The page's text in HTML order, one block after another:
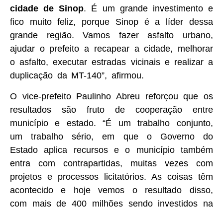
cidade de Sinop. É um grande investimento e
fico muito feliz, porque Sinop é a líder dessa
grande região. Vamos fazer asfalto urbano,
ajudar o prefeito a recapear a cidade, melhorar
o asfalto, executar estradas vicinais e realizar a
duplicação da MT-140”, afirmou.
O vice-prefeito Paulinho Abreu reforçou que os
resultados são fruto de cooperação entre
município e estado. “É um trabalho conjunto,
um trabalho sério, em que o Governo do
Estado aplica recursos e o município também
entra com contrapartidas, muitas vezes com
projetos e processos licitatórios. As coisas têm
acontecido e hoje vemos o resultado disso,
com mais de 400 milhões sendo investidos na